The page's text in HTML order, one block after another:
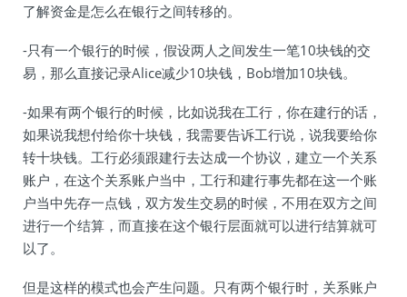
了解资金是怎么在银行之间转移的。
-只有一个银行的时候，假设两人之间发生一笔10块钱的交
易，那么直接记录Alice减少10块钱，Bob增加10块钱。
-如果有两个银行的时候，比如说我在工行，你在建行的话，
如果说我想付给你十块钱，我需要告诉工行说，说我要给你
转十块钱。工行必须跟建行去达成一个协议，建立一个关系
账户，在这个关系账户当中，工行和建行事先都在这一个账
户当中先存一点钱，双方发生交易的时候，不用在双方之间
进行一个结算，而直接在这个银行层面就可以进行结算就可
以了。
但是这样的模式也会产生问题。只有两个银行时，关系账户